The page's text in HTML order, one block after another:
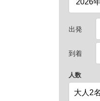
出発
到着
人数